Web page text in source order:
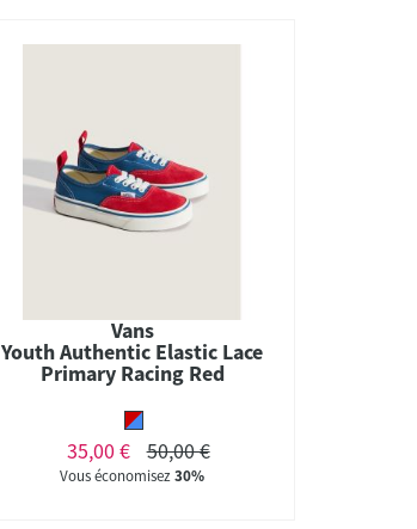
Vans
Youth Authentic Elastic Lace
Primary Racing Red
35,00 € 50,00 €
Vous économisez30%